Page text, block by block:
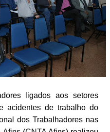
ligados aos setores
acidentes de trabalho do
dos Trabalhadores nas